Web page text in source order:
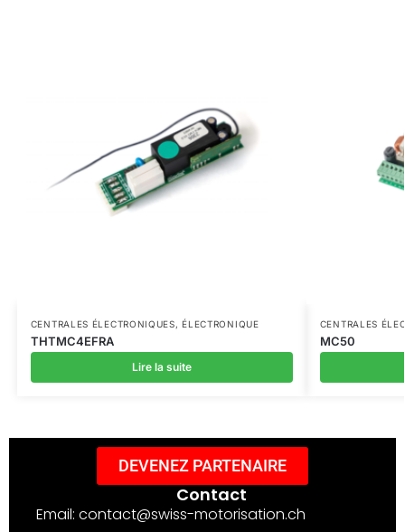
CENTRALES ÉLECTRONIQUES, ÉLECTRONIQUE
THTMC4EFRA
Lire la suite
CENTRALES
MC50
DEVENEZ PARTENAIRE
Contact
Email: contact@swiss-motorisation.ch